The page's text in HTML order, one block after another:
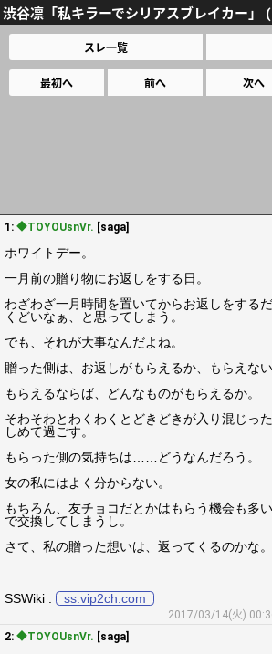
渋谷凛「私キラーでシリアスブレイカー」
スレ一覧
最初へ 前へ 次へ
1: ◆TOYOUsnVr. [saga]
ホワイトデー。
一月前の贈り物にお返しをする日。
わざわざ一月時間を置いてからお返しをする
くどいなぁ、と思ってしまう。
でも、それが大事なんだよね。
贈った側は、お返しがもらえるか、もらえない
もらえるならば、どんなものがもらえるか。
そわそわとわくわくとどきどきが入り混じっ
しめて過ごす。
もらった側の気持ちは……どうなんだろう。
女の私にはよく分からない。
もちろん、友チョコだとかはもらう機会も多
で交換してしまうし。
さて、私の贈った想いは、返ってくるのかな。
SSWiki : ss.vip2ch.com
2017/03/14(火)
2: ◆TOYOUsnVr. [saga]